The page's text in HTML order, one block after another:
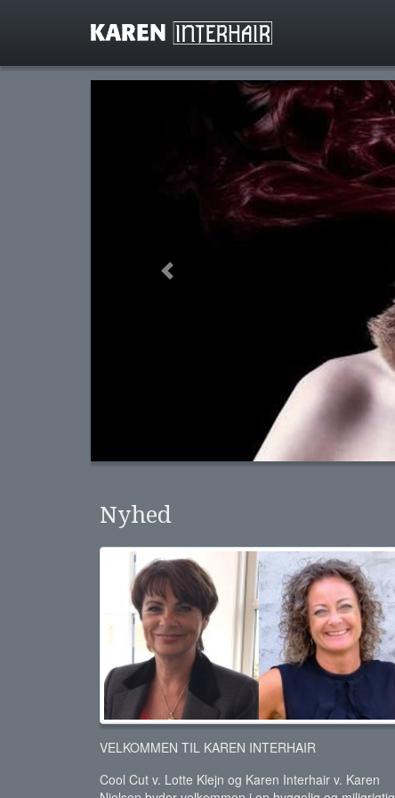
Previous
Nyhed
VELKOMMEN TIL KAREN INTERHAIR
Cool Cut v. Lotte Klejn og Karen Interhair v. Karen